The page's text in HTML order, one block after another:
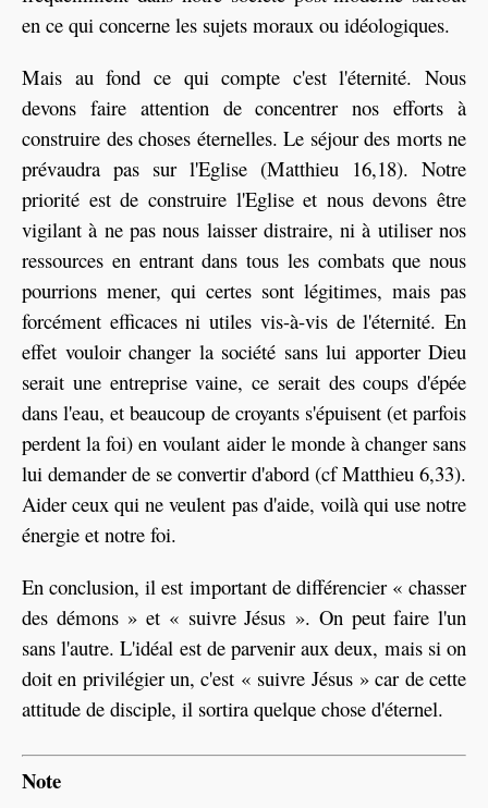
en ce qui concerne les sujets moraux ou idéologiques.
Mais au fond ce qui compte c'est l'éternité. Nous
devons faire attention de concentrer nos efforts à
construire des choses éternelles. Le séjour des morts ne
prévaudra pas sur l'Eglise (Matthieu 16,18). Notre
priorité est de construire l'Eglise et nous devons être
vigilant à ne pas nous laisser distraire, ni à utiliser nos
ressources en entrant dans tous les combats que nous
pourrions mener, qui certes sont légitimes, mais pas
forcément efficaces ni utiles vis-à-vis de l'éternité. En
effet vouloir changer la société sans lui apporter Dieu
serait une entreprise vaine, ce serait des coups d'épée
dans l'eau, et beaucoup de croyants s'épuisent (et parfois
perdent la foi) en voulant aider le monde à changer sans
lui demander de se convertir d'abord (cf Matthieu 6,33).
Aider ceux qui ne veulent pas d'aide, voilà qui use notre
énergie et notre foi.
En conclusion, il est important de différencier « chasser
des démons » et « suivre Jésus ». On peut faire l'un
sans l'autre. L'idéal est de parvenir aux deux, mais si on
doit en privilégier un, c'est « suivre Jésus » car de cette
attitude de disciple, il sortira quelque chose d'éternel.
Note